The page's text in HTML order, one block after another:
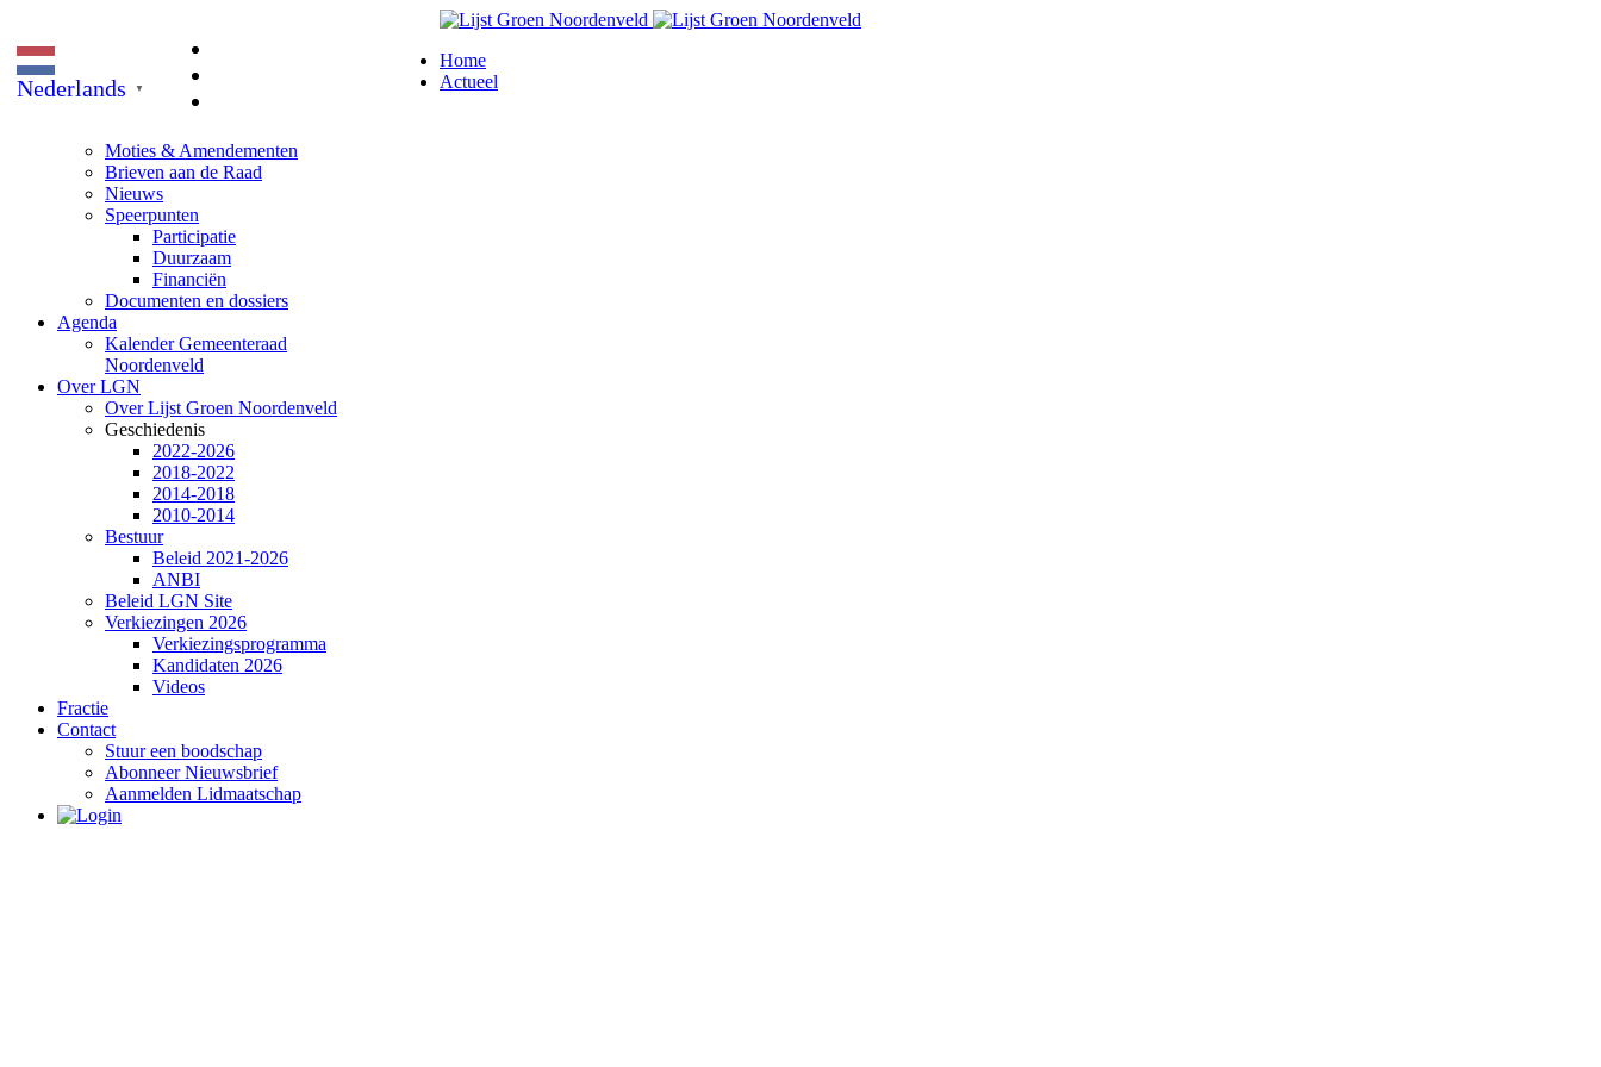
Nederlands ▼
Home
Actueel
Moties & Amendementen
Brieven aan de Raad
Nieuws
Speerpunten
Participatie
Duurzaam
Financiën
Documenten en dossiers
Agenda
Kalender Gemeenteraad
Noordenveld
Over LGN
Over Lijst Groen Noordenveld
Geschiedenis
2022-2026
2018-2022
2014-2018
2010-2014
Bestuur
Beleid 2021-2026
ANBI
Beleid LGN Site
Verkiezingen 2026
Verkiezingsprogramma
Kandidaten 2026
Videos
Fractie
Contact
Stuur een boodschap
Abonneer Nieuwsbrief
Aanmelden Lidmaatschap